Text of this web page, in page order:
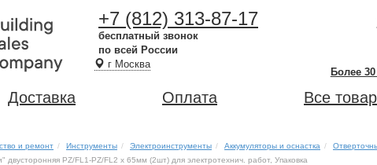
+7 (812) 313-87-17
бесплатный звонок
по всей России
г Москва
Более
Доставка Оплата Все
и ремонт Инструменты Электроинструменты Аккумуляторы и оснастка
PZ/FL1-PZ/FL2 х 65мм (2шт) для электротехнич. работ, Упаковка